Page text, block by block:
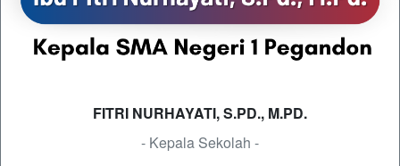
FITRI NURHAYATI, S.PD., M.PD.
- Kepala Sekolah -